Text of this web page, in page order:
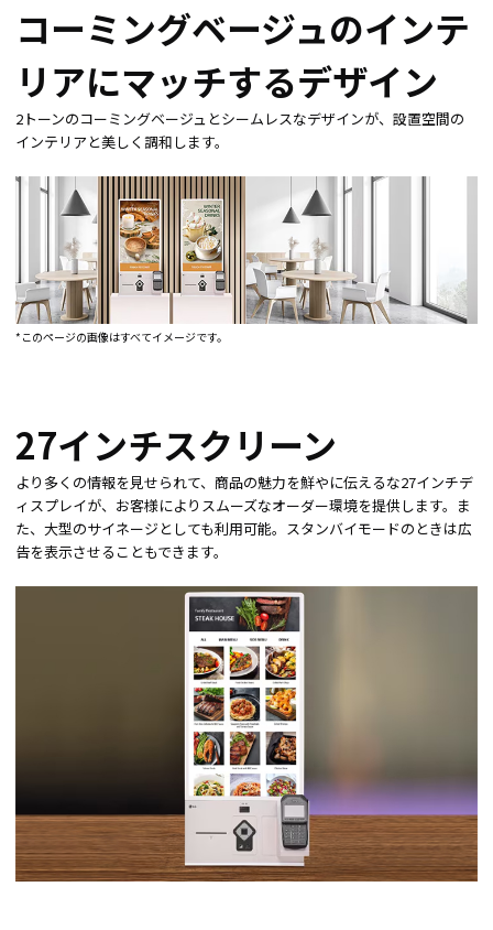
コーミングベージュのインテ
リアにマッチするデザイン
2トーンのコーミングベージュとシームレスなデザインが、設置空間の
インテリアと美しく調和します。
*このページの画像はすべてイメージです。
27インチスクリーン
より多くの情報を見せられて、商品の魅力を鮮やに伝えるな27インチデ
ィスプレイが、お客様によりスムーズなオーダー環境を提供します。ま
た、大型のサイネージとしても利用可能。スタンバイモードのときは広
告を表示させることもできます。